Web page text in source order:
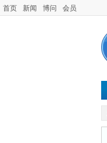
首页 新闻 博问 会员